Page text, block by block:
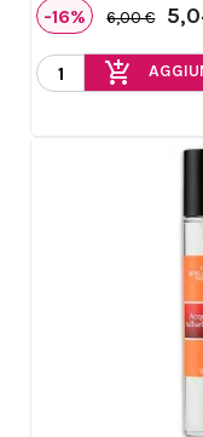
-16% 6,00 €
add_shopping_cart